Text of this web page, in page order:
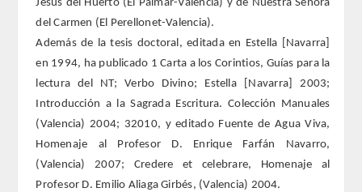
Extranjeros
HONOR
HISTÓRICO DE ACADÉMICOS
NÚMERO
CORRESPONDIENTES
Jesús del Huerto (El Palmar-Valencia) y de Nuestra Señora
del Carmen (El Perellonet-Valencia).
Además de la tesis doctoral, editada en Estella [Navarra]
en 1994, ha publicado 1 Carta a los Corintios, Guías para la
lectura del NT; Verbo Divino; Estella [Navarra] 2003;
Introducción a la Sagrada Escritura. Colección Manuales
(Valencia) 2004; 32010, y editado Fuente de Agua Viva,
Homenaje al Profesor D. Enrique Farfán Navarro,
(Valencia) 2007; Credere et celebrare, Homenaje al
Profesor D. Emilio Aliaga Girbés, (Valencia) 2004.